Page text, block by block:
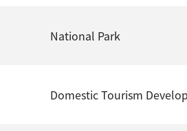
National Park
Domestic Tourism